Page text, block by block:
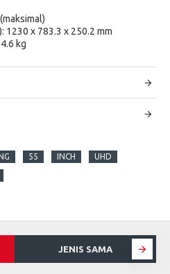
1230 x 783.3 x 250.2 mm
kg
55 INCH UHD
JENIS SAMA